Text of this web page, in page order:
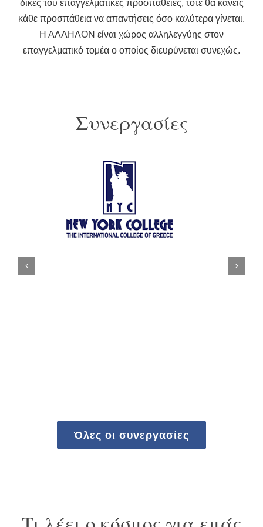
δικές του επαγγελματικές προσπάθειες, τότε θα κάνεις
κάθε προσπάθεια να απαντήσεις όσο καλύτερα γίνεται.
Η ΑΛΛΗΛΟΝ είναι χώρος αλληλεγγύης στον
επαγγελματικό τομέα ο οποίος διευρύνεται συνεχώς.
Συνεργασίες
Όλες οι συνεργασίες